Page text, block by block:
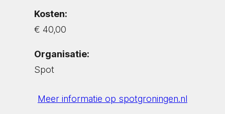
Kosten:
€ 40,00
Organisatie:
Spot
Meer informatie op spotgroningen.nl